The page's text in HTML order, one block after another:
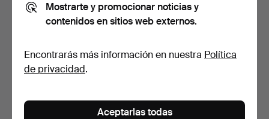
844 USD 32 USD
Mostrarte y promocionar noticias y
contenidos en sitios web externos.
Encontrarás más información en nuestra Política
de privacidad.
Aceptarlas todas